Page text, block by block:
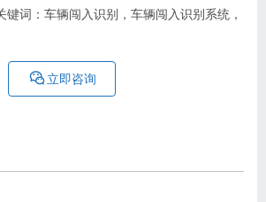
键词：车辆闯入识别，车辆闯入识别系统，
立即咨询